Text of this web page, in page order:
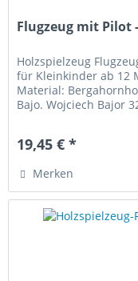
Flugzeug mit Pilot
Holzspielzeug
für Kleinkinder ab 12
Material:
Bajo. Wojciech Bajor
19,45 € *
Merken